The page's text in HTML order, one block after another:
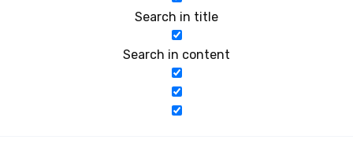
Search in title
Search in content